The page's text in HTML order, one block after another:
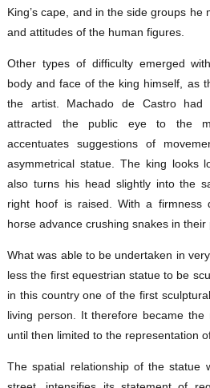
King’s cape, and in the side groups
and attitudes of the human figures.
Other types of difficulty emerged
body and face of the king himself, as
the artist. Machado de Castro
attracted the public eye to the
accentuates suggestions of
asymmetrical statue. The king looks
also turns his head slightly into the
right hoof is raised. With a firmness
horse advance crushing snakes in their
What was able to be undertaken in
less the first equestrian statue to be
in this country one of the first
living person. It therefore became
until then limited to the representation
The spatial relationship of the statue